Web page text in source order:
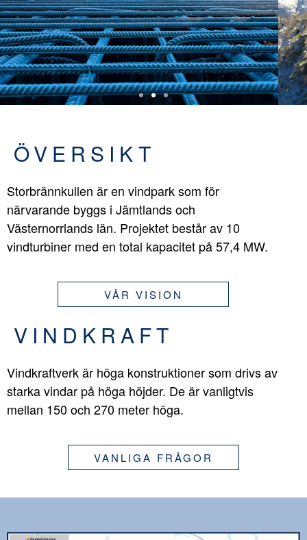
ÖVERSIKT
Storbrännkullen är en vindpark som för
närvarande byggs i Jämtlands och
Västernorrlands län. Projektet består av 10
vindturbiner med en total kapacitet på 57,4 MW.
VÅR VISION
VINDKRAFT
Vindkraftverk är höga konstruktioner som drivs av
starka vindar på höga höjder. De är vanligtvis
mellan 150 och 270 meter höga.
VANLIGA FRÅGOR